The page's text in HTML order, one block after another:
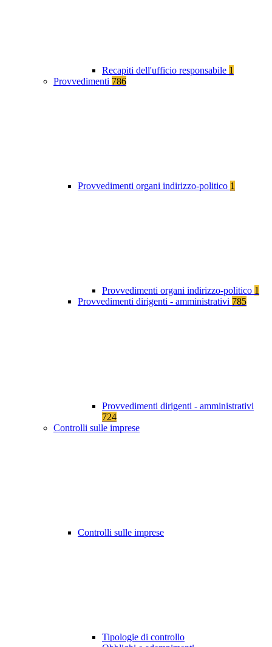
Recapiti dell'ufficio responsabile 1
Provvedimenti 786
Provvedimenti organi indirizzo-politico 1
Provvedimenti organi indirizzo-politico 1
Provvedimenti dirigenti - amministrativi 785
Provvedimenti dirigenti - amministrativi
724
Controlli sulle imprese
Controlli sulle imprese
Tipologie di controllo